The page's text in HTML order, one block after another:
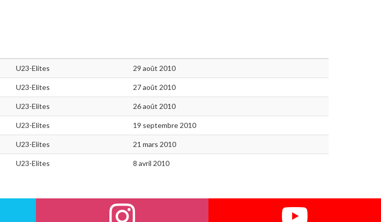
U23-Elites 29 août 2010
U23-Elites 27 août 2010
U23-Elites 26 août 2010
U23-Elites 19 septembre 2010
U23-Elites 21 mars 2010
U23-Elites 8 avril 2010